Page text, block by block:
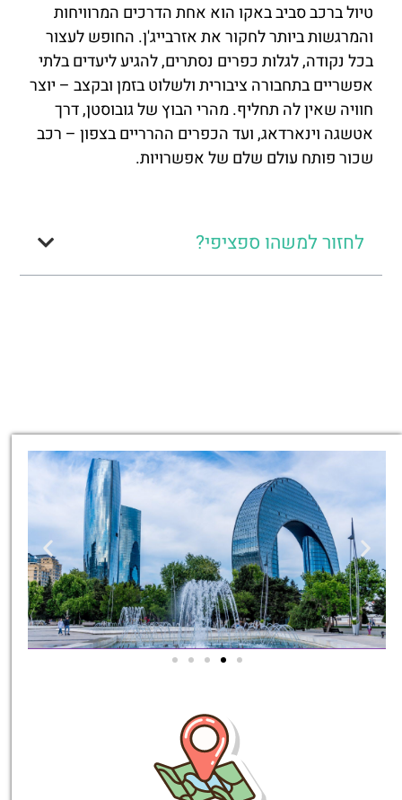
טיול ברכב סביב באקו הוא אחת הדרכים המרוויחות
והמרגשות ביותר לחקור את אזרבייג'ן. החופש לעצור
בכל נקודה, לגלות כפרים נסתרים, להגיע ליעדים בלתי
אפשריים בתחבורה ציבורית ולשלוט בזמן ובקצב – יוצר
חוויה שאין לה תחליף. מהרי הבוץ של גובוסטן, דרך
אטשגה וינארדאג, ועד הכפרים ההרריים בצפון – רכב
שכור פותח עולם שלם של אפשרויות.
לחזור למשהו ספציפי?
הדרכה מקצועית
ואינפורמטיבית במיוחד
עבורכם!
לחצו פה!